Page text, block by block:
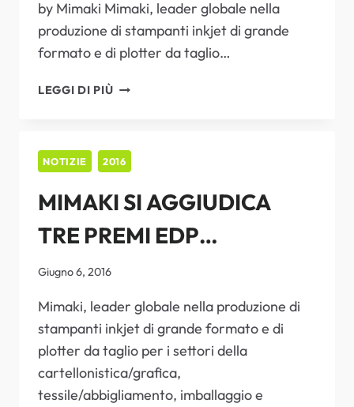
INCHIOSTRI E
APPLICAZIONI
by Mimaki Mimaki, leader globale nella
produzione di stampanti inkjet di grande
formato e di plotter da taglio…
LEGGI DI PIÙA
È
STATA
UNA
ECCEZIONALE
FONTE
A
NUOVI
INCHIOSTRI
E
APPLICAZIONI
NOTIZIE 2016
MIMAKI SI AGGIUDICA
TRE PREMI EDP
(EUROPEAN DIGITAL
PRESS ASSOCIATION)
Giugno 6, 2016
Mimaki, leader globale nella produzione di
stampanti inkjet di grande formato e di
plotter da taglio per i settori della
cartellonistica/grafica,
tessile/abbigliamento, imballaggio e